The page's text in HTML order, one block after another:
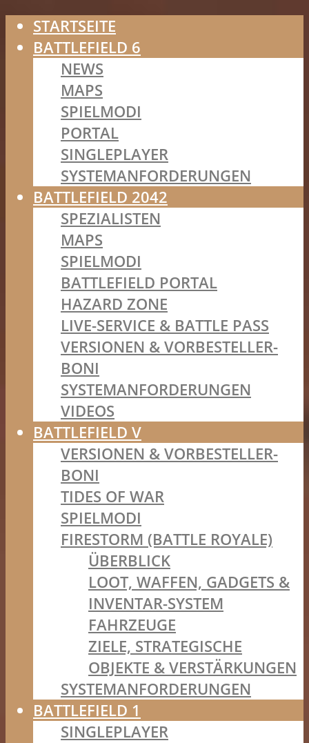
STARTSEITE
BATTLEFIELD 6
NEWS
MAPS
SPIELMODI
PORTAL
SINGLEPLAYER
SYSTEMANFORDERUNGEN
BATTLEFIELD 2042
SPEZIALISTEN
MAPS
SPIELMODI
BATTLEFIELD PORTAL
HAZARD ZONE
LIVE-SERVICE & BATTLE PASS
VERSIONEN & VORBESTELLER-
BONI
SYSTEMANFORDERUNGEN
VIDEOS
BATTLEFIELD V
VERSIONEN & VORBESTELLER-
BONI
TIDES OF WAR
SPIELMODI
FIRESTORM (BATTLE ROYALE)
ÜBERBLICK
LOOT, WAFFEN, GADGETS &
INVENTAR-SYSTEM
FAHRZEUGE
ZIELE, STRATEGISCHE
OBJEKTE & VERSTÄRKUNGEN
SYSTEMANFORDERUNGEN
BATTLEFIELD 1
SINGLEPLAYER